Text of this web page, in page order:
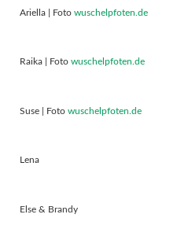
Ariella | Foto wuschelpfoten.de
Raika | Foto wuschelpfoten.de
Suse | Foto wuschelpfoten.de
Lena
Else & Brandy